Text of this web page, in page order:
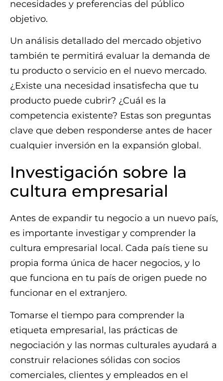
necesidades y preferencias del público
objetivo.
Un análisis detallado del mercado objetivo
también te permitirá evaluar la demanda de
tu producto o servicio en el nuevo mercado.
¿Existe una necesidad insatisfecha que tu
producto puede cubrir? ¿Cuál es la
competencia existente? Estas son preguntas
clave que deben responderse antes de hacer
cualquier inversión en la expansión global.
Investigación sobre la
cultura empresarial
Antes de expandir tu negocio a un nuevo país,
es importante investigar y comprender la
cultura empresarial local. Cada país tiene su
propia forma única de hacer negocios, y lo
que funciona en tu país de origen puede no
funcionar en el extranjero.
Tomarse el tiempo para comprender la
etiqueta empresarial, las prácticas de
negociación y las normas culturales ayudará a
construir relaciones sólidas con socios
comerciales, clientes y empleados en el